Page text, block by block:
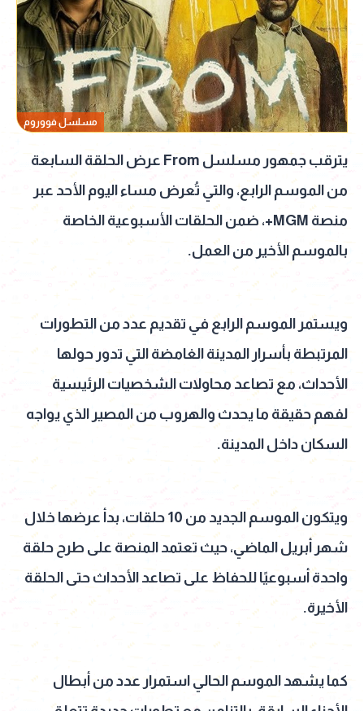
مسلسل فووروم
يترقب جمهور مسلسل From عرض الحلقة السابعة
من الموسم الرابع، والتي تُعرض مساء اليوم الأحد عبر
منصة MGM+، ضمن الحلقات الأسبوعية الخاصة
بالموسم الأخير من العمل.
ويستمر الموسم الرابع في تقديم عدد من التطورات
المرتبطة بأسرار المدينة الغامضة التي تدور حولها
الأحداث، مع تصاعد محاولات الشخصيات الرئيسية
لفهم حقيقة ما يحدث والهروب من المصير الذي يواجه
السكان داخل المدينة.
ويتكون الموسم الجديد من 10 حلقات، بدأ عرضها خلال
شهر أبريل الماضي، حيث تعتمد المنصة على طرح حلقة
واحدة أسبوعيًا للحفاظ على تصاعد الأحداث حتى الحلقة
الأخيرة.
كما يشهد الموسم الحالي استمرار عدد من أبطال